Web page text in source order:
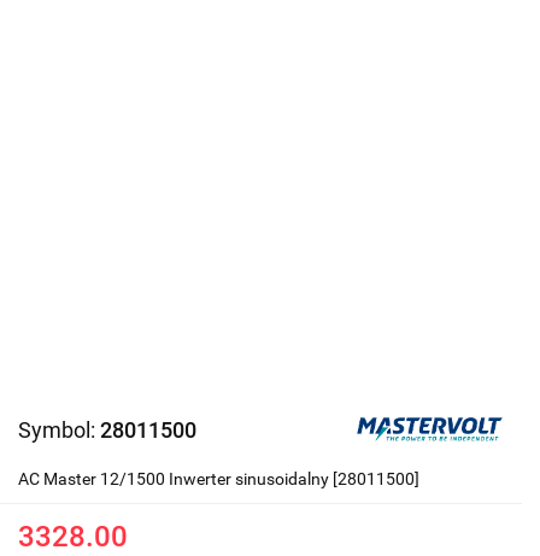
Symbol: 28011500
AC Master 12/1500 Inwerter sinusoidalny [28011500]
3328.00